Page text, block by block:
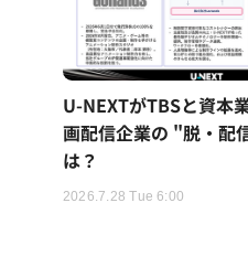
U-NEXTがTBSと資本
画配信企業の "脱・配
は？
2026.7.28 Tue 6:00